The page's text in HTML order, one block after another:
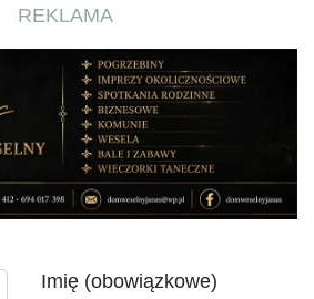
REKLAMA
Imię (obowiązkowe)